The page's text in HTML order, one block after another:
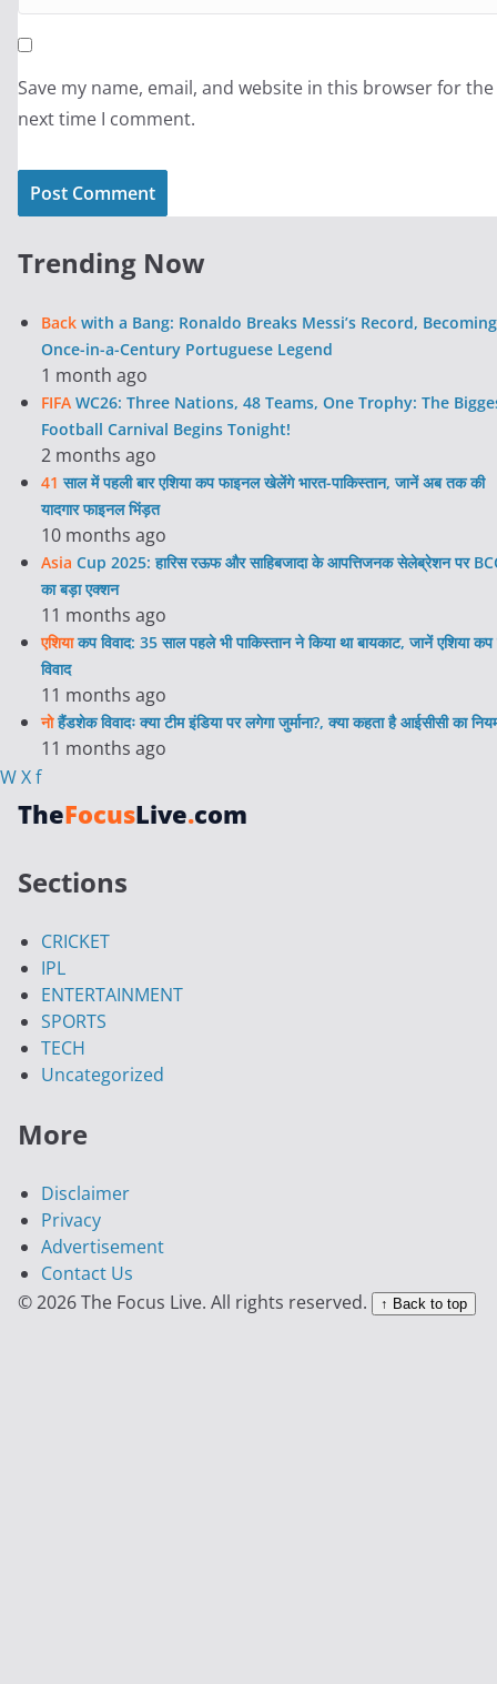
Save my name, email, and website in this browser for the
next time I comment.
Trending Now
Back with a Bang: Ronaldo Breaks Messi’s Record,
Once-in-a-Century Portuguese Legend
1 month ago
FIFA WC26: Three Nations, 48 Teams, One Trophy: The
Football Carnival Begins Tonight!
2 months ago
41 साल में पहली बार एशिया कप फाइनल खेलेंगे भारत-पाकिस्तान, जानें अब तक की
यादगार फाइनल भिंड़त
10 months ago
Asia Cup 2025: हारिस रऊफ और साहिबजादा के आपत्तिजनक सेलेब्रेशन पर
का बड़ा एक्शन
11 months ago
एशियाकप विवाद: 35 साल पहले भी पाकिस्तान ने किया था बायकाट, जानें एशिया
विवाद
11 months ago
नोहैंडशेक विवादः क्या टीम इंडिया पर लगेगा जुर्माना?, क्या कहता है आईसीसी का
11 months ago
WXf
TheFocusLive.com
Sections
CRICKET
IPL
ENTERTAINMENT
SPORTS
TECH
Uncategorized
More
Disclaimer
Privacy
Advertisement
Contact Us
© 2026 The Focus Live. All rights reserved.
↑ Back to top